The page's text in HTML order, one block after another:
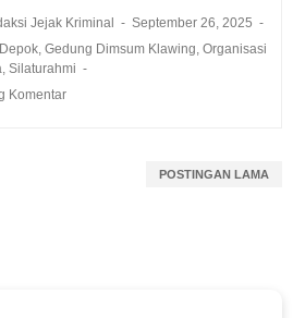
Jejak Kriminal
September 26, 2025
, Gedung Dimsum Klawing Organisasi
Silaturahmi
Komentar
POSTINGAN LAMA